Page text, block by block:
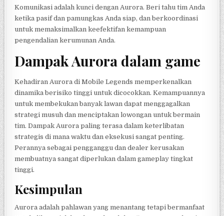
Komunikasi adalah kunci dengan Aurora. Beri tahu tim Anda
ketika pasif dan pamungkas Anda siap, dan berkoordinasi
untuk memaksimalkan keefektifan kemampuan
pengendalian kerumunan Anda.
Dampak Aurora dalam game
Kehadiran Aurora di Mobile Legends memperkenalkan
dinamika berisiko tinggi untuk dicocokkan. Kemampuannya
untuk membekukan banyak lawan dapat menggagalkan
strategi musuh dan menciptakan lowongan untuk bermain
tim. Dampak Aurora paling terasa dalam keterlibatan
strategis di mana waktu dan eksekusi sangat penting.
Perannya sebagai pengganggu dan dealer kerusakan
membuatnya sangat diperlukan dalam gameplay tingkat
tinggi.
Kesimpulan
Aurora adalah pahlawan yang menantang tetapi bermanfaat